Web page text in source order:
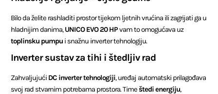
Bilo da želite rashladiti prostor tijekom ljetnih vrućina ili zagrijati ga u
hladnijim danima,UNICO EVO 20 HPvam to omogućava uz
toplinsku pumpu i snažnu inverter tehnologiju.
Inverter sustav za tihi i štedljiv rad
Zahvaljujući DC inverter tehnologiji, uređaj automatski prilagođava
svoj rad stvarnim potrebama prostora. Timeštedi energiju,